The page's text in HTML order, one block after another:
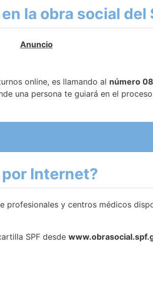
la obra social del
online, es llamando al número
una persona te guiará en el
por Internet?
y centros médicos
SPF desde